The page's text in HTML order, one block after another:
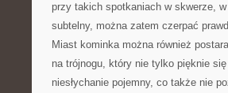
przy takich spotkaniach w skwerze,
subtelny, można zatem czerpać
Miast kominka można również
na trójnogu, który nie tylko pięknie
niesłychanie pojemny, co także nie